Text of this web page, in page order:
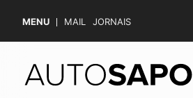
MENU MAIL JORNAIS